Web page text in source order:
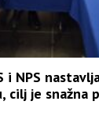
i NPS
cilj je snažna